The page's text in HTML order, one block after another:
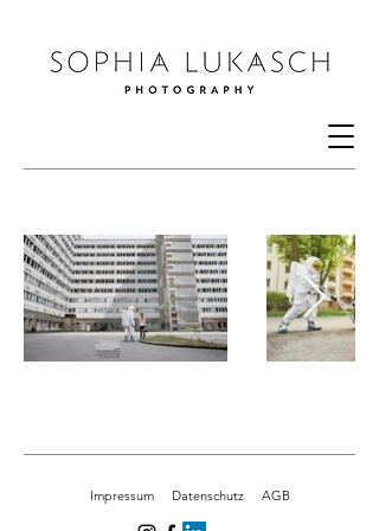
Impressum Datenschutz AGB